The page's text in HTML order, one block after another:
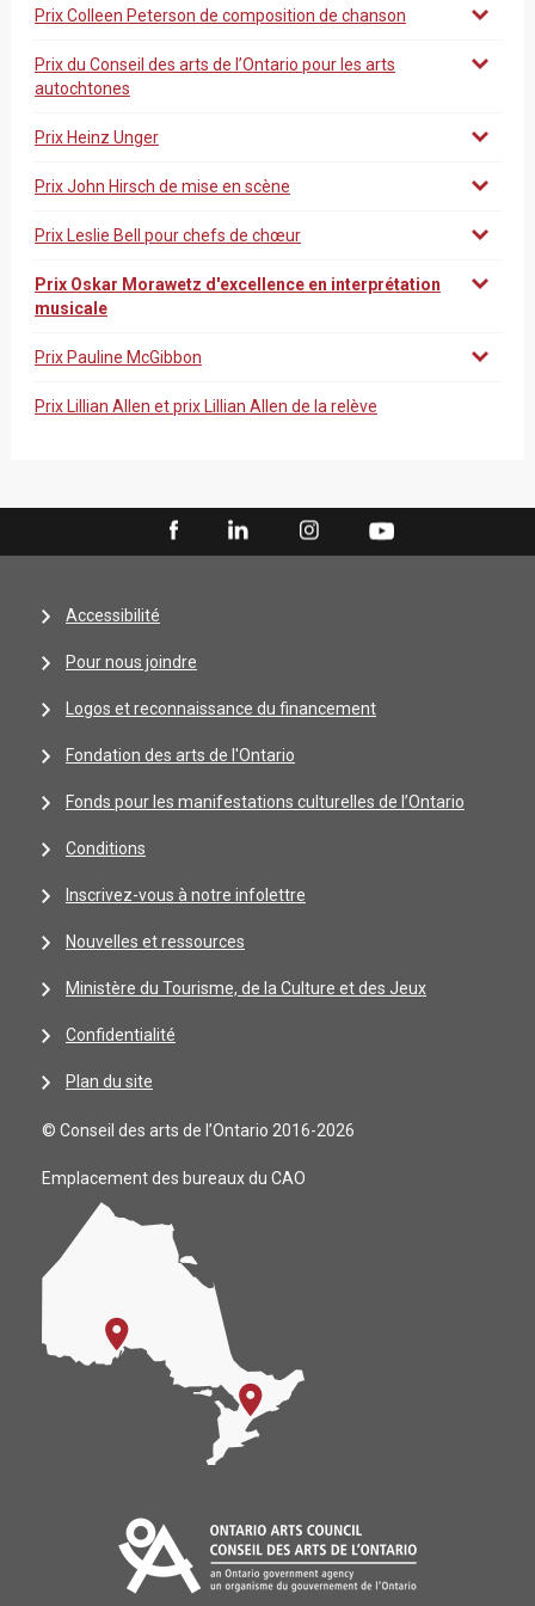
Prix Colleen Peterson de composition de chanson
Prix du Conseil des arts de l’Ontario pour les arts
autochtones
Prix Heinz Unger
Prix John Hirsch de mise en scène
Prix Leslie Bell pour chefs de chœur
Prix Oskar Morawetz d'excellence en interprétation
musicale
Prix Pauline McGibbon
Prix Lillian Allen et prix Lillian Allen de la relève
Accessibilité
Pour nous joindre
Logos et reconnaissance du financement
Fondation des arts de l'Ontario
Fonds pour les manifestations culturelles de l’Ontario
Conditions
Inscrivez-vous à notre infolettre
Nouvelles et ressources
Ministère du Tourisme, de la Culture et des Jeux
Confidentialité
Plan du site
© Conseil des arts de l’Ontario 2016-2026
Emplacement des bureaux du CAO